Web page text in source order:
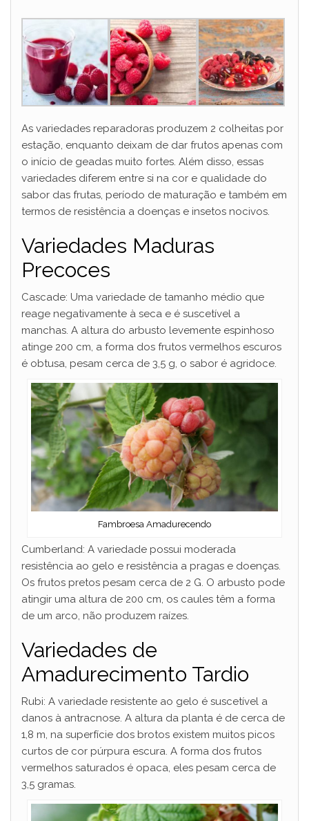
As variedades reparadoras produzem 2 colheitas por
estação, enquanto deixam de dar frutos apenas com
o início de geadas muito fortes. Além disso, essas
variedades diferem entre si na cor e qualidade do
sabor das frutas, período de maturação e também em
termos de resistência a doenças e insetos nocivos.
Variedades Maduras
Precoces
Cascade: Uma variedade de tamanho médio que
reage negativamente à seca e é suscetível a
manchas. A altura do arbusto levemente espinhoso
atinge 200 cm, a forma dos frutos vermelhos escuros
é obtusa, pesam cerca de 3,5 g, o sabor é agridoce.
Fambroesa Amadurecendo
Cumberland: A variedade possui moderada
resistência ao gelo e resistência a pragas e doenças.
Os frutos pretos pesam cerca de 2 G. O arbusto pode
atingir uma altura de 200 cm, os caules têm a forma
de um arco, não produzem raízes.
Variedades de
Amadurecimento Tardio
Rubi: A variedade resistente ao gelo é suscetível a
danos à antracnose. A altura da planta é de cerca de
1,8 m, na superfície dos brotos existem muitos picos
curtos de cor púrpura escura. A forma dos frutos
vermelhos saturados é opaca, eles pesam cerca de
3,5 gramas.